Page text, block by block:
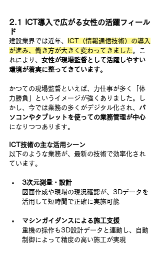
2.1 ICT導入で広がる女性の活躍フィール
ド
建設業界では近年、
ICT（情報通信技術）の導入
が進み、働き方が大きく変わってきました。こ
れにより、 女性が現場監督として活躍しやすい
環境が着実に整ってきています。
かつての現場監督といえば、力仕事が多く「体
力勝負」というイメージが強くありました。し
かし、今では業務の多くがデジタル化され、 パ
ソコンやタブレットを使っての業務管理が中心
になりつつあります。
ICT技術の主な活用シーン
以下のような業務が、最新の技術で効率化され
ています。
3次元測量・設計
図面作成や現場の現況確認が、3Dデータを
活用して短時間で正確に実施可能
マシンガイダンスによる施工支援
重機の操作も3D設計データと連動し、自動
制御によって精度の高い施工が実現